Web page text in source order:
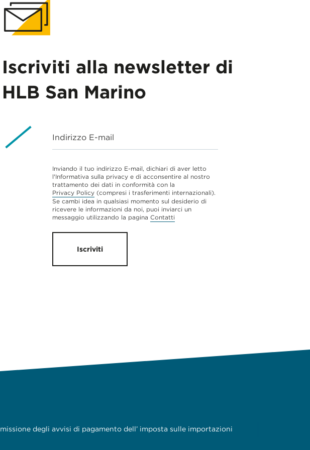
Iscriviti alla newsletter di
HLB San Marino
Indirizzo E-mail
Inviando il tuo indirizzo E-mail, dichiari di aver letto
l'Informativa sulla privacy e di acconsentire al nostro
trattamento dei dati in conformità con la
Privacy Policy (compresi i trasferimenti internazionali).
Se cambi idea in qualsiasi momento sul desiderio di
ricevere le informazioni da noi, puoi inviarci un
messaggio utilizzando la pagina Contatti
Iscriviti
degli avvisi di pagamento dell’ imposta sulle importazioni